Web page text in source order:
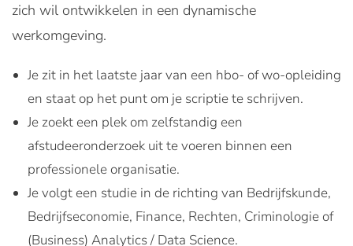
zich wil ontwikkelen in een dynamische
werkomgeving.
Je zit in het laatste jaar van een hbo- of wo-opleiding
en staat op het punt om je scriptie te schrijven.
Je zoekt een plek om zelfstandig een
afstudeeronderzoek uit te voeren binnen een
professionele organisatie.
Je volgt een studie in de richting van Bedrijfskunde,
Bedrijfseconomie, Finance, Rechten, Criminologie of
(Business) Analytics / Data Science.